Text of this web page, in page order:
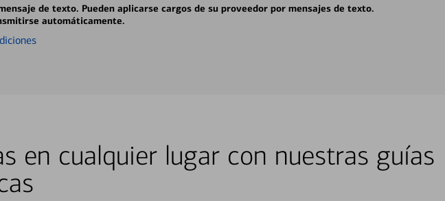
de texto. Pueden aplicarse cargos de su proveedor por mensajes de texto.
automáticamente.
en cualquier lugar con nuestras guías